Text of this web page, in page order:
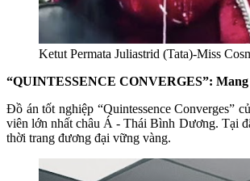
Ketut Permata Juliastrid (Tata)-Miss
“QUINTESSENCE CONVERGES”:
Đồ án tốt nghiệp “Quintessence Converges”
viên lớn nhất châu Á - Thái Bình Dương. Tại
thời trang đương đại vững vàng.